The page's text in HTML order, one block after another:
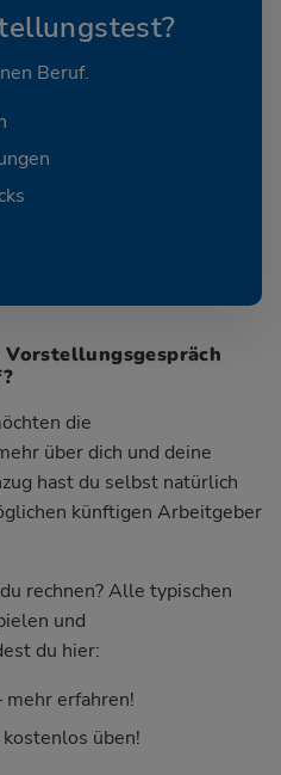
Beruf.
die
über dich und deine
hast du selbst natürlich
künftigen Arbeitgeber
rechnen? Alle typischen
und
du hier:
erfahren!
üben!